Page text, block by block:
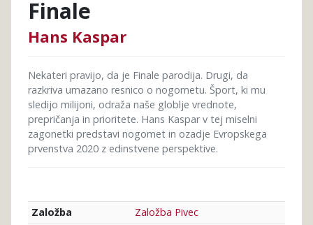
Finale
Hans Kaspar
Nekateri pravijo, da je Finale parodija. Drugi, da
razkriva umazano resnico o nogometu. Šport, ki mu
sledijo milijoni, odraža naše globlje vrednote,
prepričanja in prioritete. Hans Kaspar v tej miselni
zagonetki predstavi nogomet in ozadje Evropskega
prvenstva 2020 z edinstvene perspektive.
Založba
Založba Pivec